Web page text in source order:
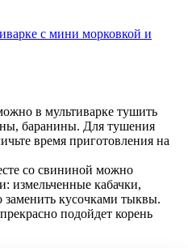
в мультиварке тушить
баранины. Для тушения
время приготовления на
со свининой можно
измельченные кабачки,
кусочками тыквы.
подойдет корень